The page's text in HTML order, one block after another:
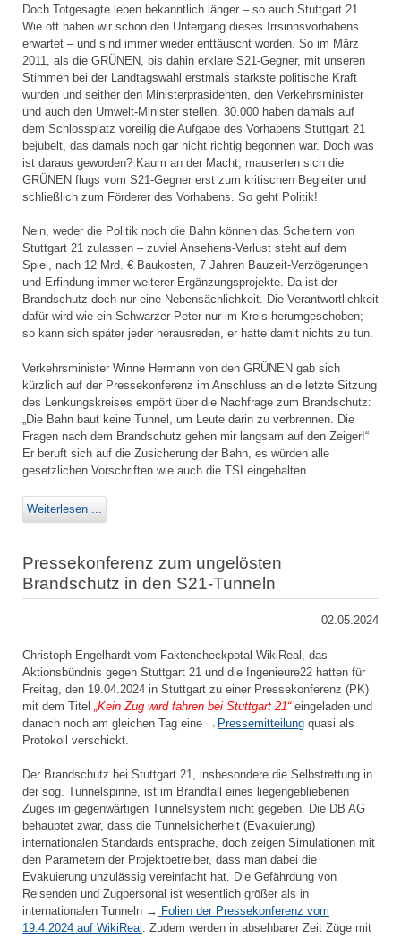
Doch Totgesagte leben bekanntlich länger – so auch Stuttgart 21.
Wie oft haben wir schon den Untergang dieses Irrsinnsvorhabens
erwartet – und sind immer wieder enttäuscht worden. So im März
2011, als die GRÜNEN, bis dahin erkläre S21-Gegner, mit unseren
Stimmen bei der Landtagswahl erstmals stärkste politische Kraft
wurden und seither den Ministerpräsidenten, den Verkehrsminister
und auch den Umwelt-Minister stellen. 30.000 haben damals auf
dem Schlossplatz voreilig die Aufgabe des Vorhabens Stuttgart 21
bejubelt, das damals noch gar nicht richtig begonnen war. Doch was
ist daraus geworden? Kaum an der Macht, mauserten sich die
GRÜNEN flugs vom S21-Gegner erst zum kritischen Begleiter und
schließlich zum Förderer des Vorhabens. So geht Politik!
Nein, weder die Politik noch die Bahn können das Scheitern von
Stuttgart 21 zulassen – zuviel Ansehens-Verlust steht auf dem
Spiel, nach 12 Mrd. € Baukosten, 7 Jahren Bauzeit-Verzögerungen
und Erfindung immer weiterer Ergänzungsprojekte. Da ist der
Brandschutz doch nur eine Nebensächlichkeit. Die Verantwortlichkeit
dafür wird wie ein Schwarzer Peter nur im Kreis herumgeschoben;
so kann sich später jeder herausreden, er hatte damit nichts zu tun.
Verkehrsminister Winne Hermann von den GRÜNEN gab sich
kürzlich auf der Pressekonferenz im Anschluss an die letzte Sitzung
des Lenkungskreises empört über die Nachfrage zum Brandschutz:
„Die Bahn baut keine Tunnel, um Leute darin zu verbrennen. Die
Fragen nach dem Brandschutz gehen mir langsam auf den Zeiger!“
Er beruft sich auf die Zusicherung der Bahn, es würden alle
gesetzlichen Vorschriften wie auch die TSI eingehalten.
Weiterlesen ...
Pressekonferenz zum ungelösten
Brandschutz in den S21-Tunneln
02.05.2024
Christoph Engelhardt vom Faktencheckpotal WikiReal, das
Aktionsbündnis gegen Stuttgart 21 und die Ingenieure22 hatten für
Freitag, den 19.04.2024 in Stuttgart zu einer Pressekonferenz (PK)
mit dem Titel „Kein Zug wird fahren bei Stuttgart 21“eingeladen und
danach noch am gleichen Tag eine → Pressemitteilung quasi als
Protokoll verschickt.
Der Brandschutz bei Stuttgart 21, insbesondere die Selbstrettung in
der sog. Tunnelspinne, ist im Brandfall eines liegengebliebenen
Zuges im gegenwärtigen Tunnelsystem nicht gegeben. Die DB AG
behauptet zwar, dass die Tunnelsicherheit (Evakuierung)
internationalen Standards entspräche, doch zeigen Simulationen mit
den Parametern der Projektbetreiber, dass man dabei die
Evakuierung unzulässig vereinfacht hat. Die Gefährdung von
Reisenden und Zugpersonal ist wesentlich größer als in
internationalen Tunneln → Folien der Pressekonferenz vom
19.4.2024 auf WikiReal . Zudem werden in absehbarer Zeit Züge mit